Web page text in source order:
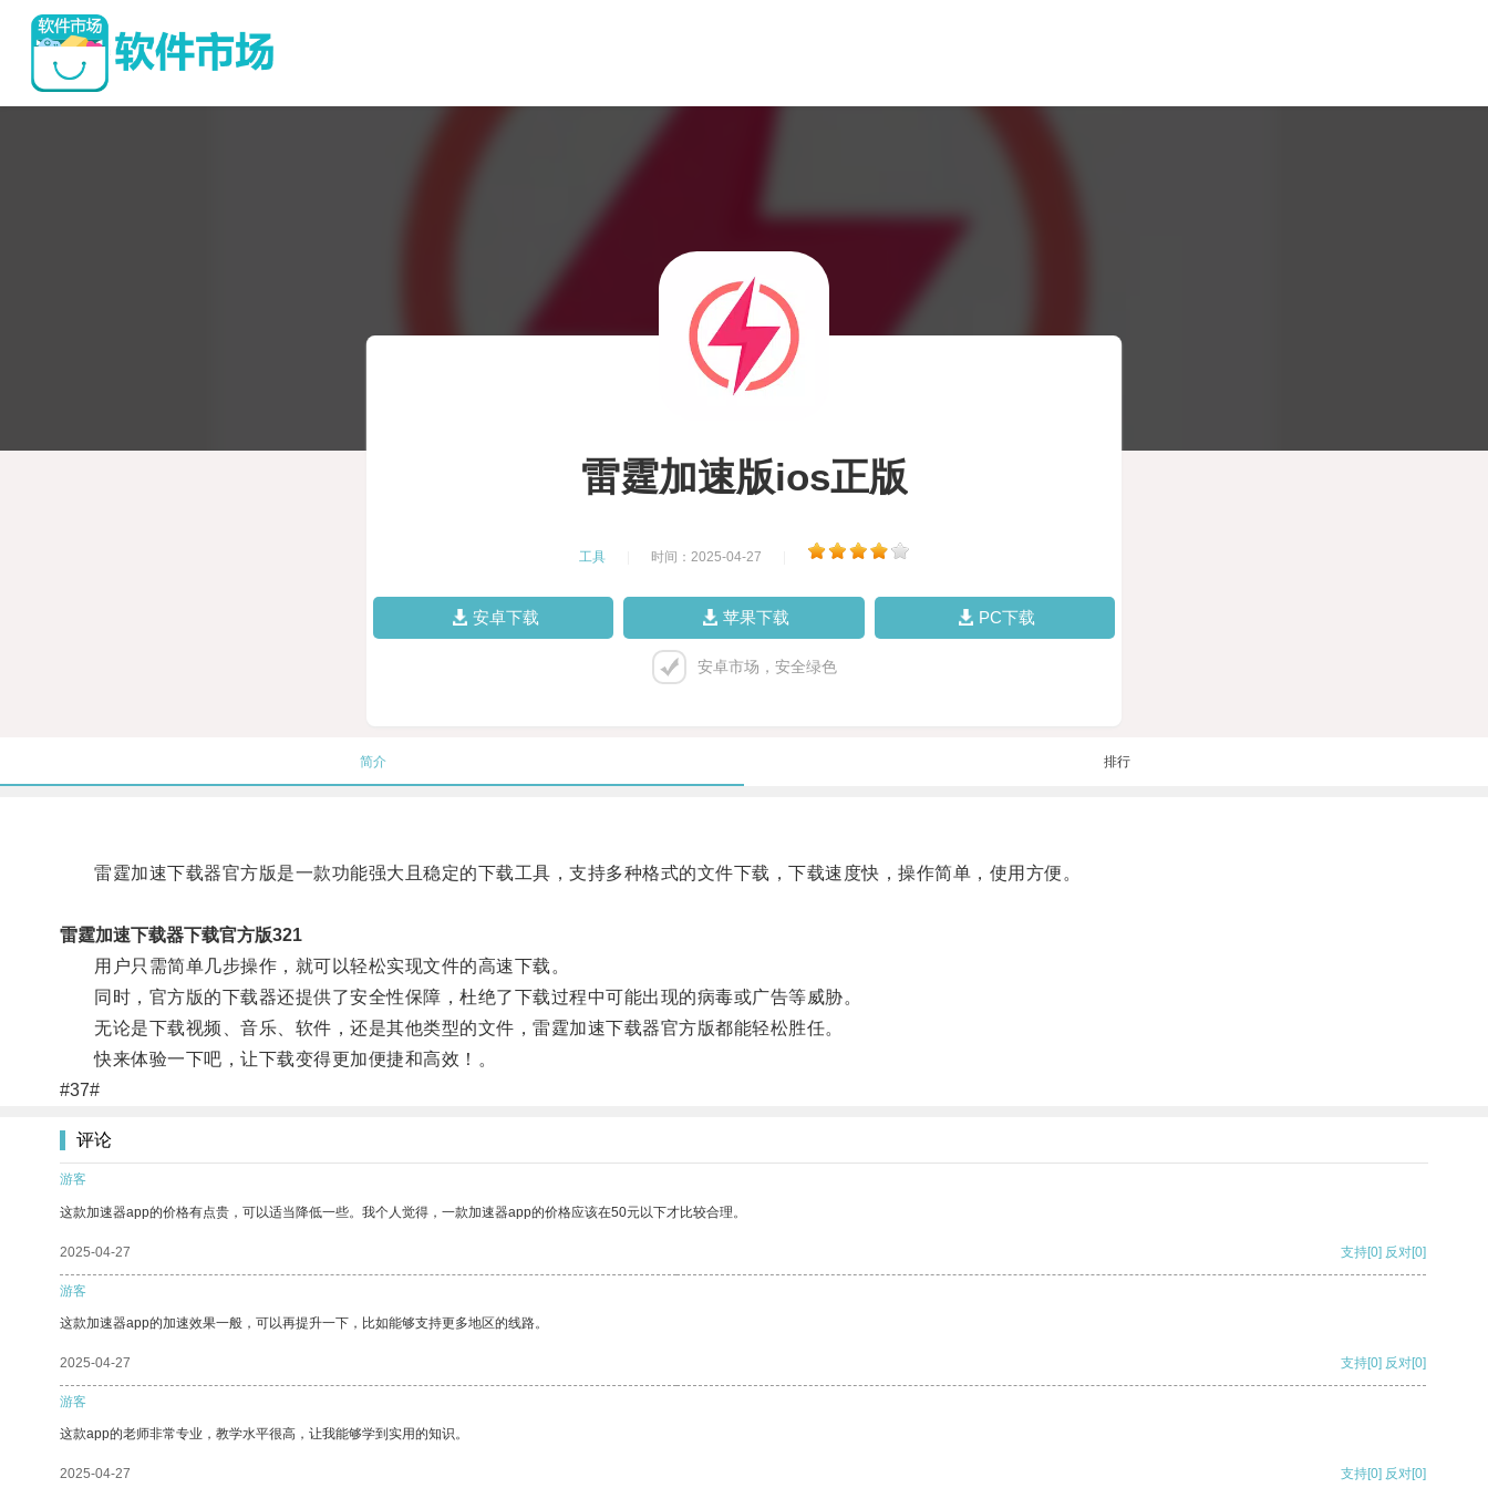
雷霆加速版ios正版
工具 时间：2025-04-27
安卓下载 苹果下载 PC下载
安卓市场，安全绿色
简介 排行
雷霆加速下载器官方版是一款功能强大且稳定的下载工具，支持多种格式的文件下载，下载速度快，操作简单，使用方便。
雷霆加速下载器下载官方版321
用户只需简单几步操作，就可以轻松实现文件的高速下载。
同时，官方版的下载器还提供了安全性保障，杜绝了下载过程中可能出现的病毒或广告等威胁。
无论是下载视频、音乐、软件，还是其他类型的文件，雷霆加速下载器官方版都能轻松胜任。
快来体验一下吧，让下载变得更加便捷和高效！。
#37#
评论
游客
这款加速器app的价格有点贵，可以适当降低一些。我个人觉得，一款加速器app的价格应该在50元以下才比较合理。
2025-04-27 支持[0] 反对[0]
游客
这款加速器app的加速效果一般，可以再提升一下，比如能够支持更多地区的线路。
2025-04-27 支持[0] 反对[0]
游客
这款app的老师非常专业，教学水平很高，让我能够学到实用的知识。
2025-04-27 支持[0] 反对[0]